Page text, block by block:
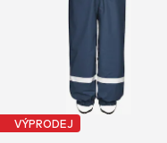
VÝPRODEJ